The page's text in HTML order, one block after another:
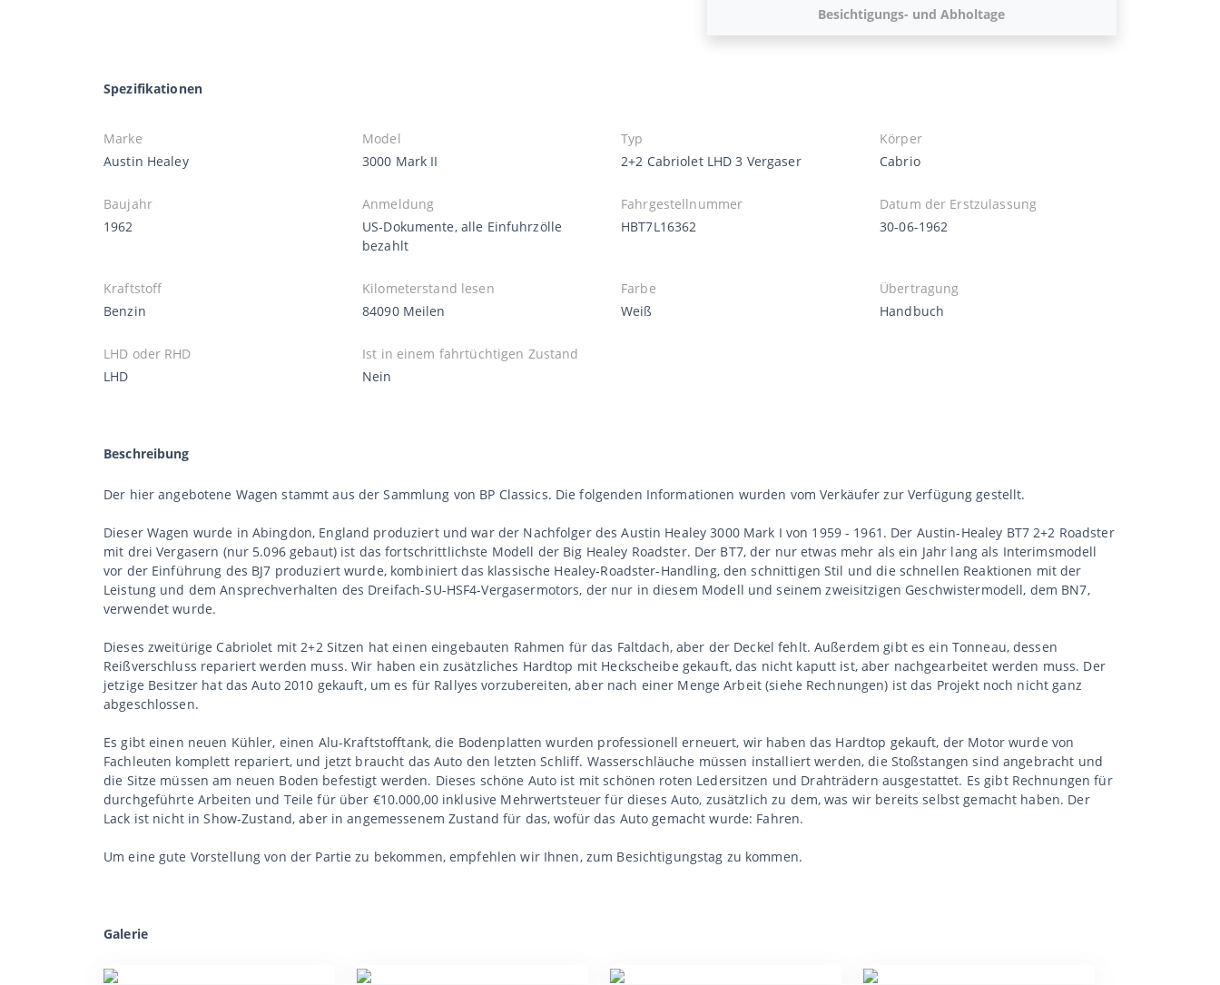
Besichtigungs- und Abholtage
Spezifikationen
Marke
Austin Healey
Model
3000 Mark II
Typ
2+2 Cabriolet LHD 3 Vergaser
Körper
Cabrio
Baujahr
1962
Anmeldung
US-Dokumente, alle Einfuhrzölle
bezahlt
Fahrgestellnummer
HBT7L16362
Datum der Erstzulassung
30-06-1962
Kraftstoff
Benzin
Kilometerstand lesen
84090 Meilen
Farbe
Weiß
Übertragung
Handbuch
LHD oder RHD
LHD
Ist in einem fahrtüchtigen Zustand
Nein
Beschreibung
Der hier angebotene Wagen stammt aus der Sammlung von BP Classics. Die folgenden Informationen wurden vom Verkäufer zur Verfügung gestellt.
Dieser Wagen wurde in Abingdon, England produziert und war der Nachfolger des Austin Healey 3000 Mark I von 1959 - 1961. Der Austin-Healey BT7 2+2 Roadster
mit drei Vergasern (nur 5.096 gebaut) ist das fortschrittlichste Modell der Big Healey Roadster. Der BT7, der nur etwas mehr als ein Jahr lang als Interimsmodell
vor der Einführung des BJ7 produziert wurde, kombiniert das klassische Healey-Roadster-Handling, den schnittigen Stil und die schnellen Reaktionen mit der
Leistung und dem Ansprechverhalten des Dreifach-SU-HSF4-Vergasermotors, der nur in diesem Modell und seinem zweisitzigen Geschwistermodell, dem BN7,
verwendet wurde.
Dieses zweitürige Cabriolet mit 2+2 Sitzen hat einen eingebauten Rahmen für das Faltdach, aber der Deckel fehlt. Außerdem gibt es ein Tonneau, dessen
Reißverschluss repariert werden muss. Wir haben ein zusätzliches Hardtop mit Heckscheibe gekauft, das nicht kaputt ist, aber nachgearbeitet werden muss. Der
jetzige Besitzer hat das Auto 2010 gekauft, um es für Rallyes vorzubereiten, aber nach einer Menge Arbeit (siehe Rechnungen) ist das Projekt noch nicht ganz
abgeschlossen.
Es gibt einen neuen Kühler, einen Alu-Kraftstofftank, die Bodenplatten wurden professionell erneuert, wir haben das Hardtop gekauft, der Motor wurde von
Fachleuten komplett repariert, und jetzt braucht das Auto den letzten Schliff. Wasserschläuche müssen installiert werden, die Stoßstangen sind angebracht und
die Sitze müssen am neuen Boden befestigt werden. Dieses schöne Auto ist mit schönen roten Ledersitzen und Drahträdern ausgestattet. Es gibt Rechnungen für
durchgeführte Arbeiten und Teile für über €10.000,00 inklusive Mehrwertsteuer für dieses Auto, zusätzlich zu dem, was wir bereits selbst gemacht haben. Der
Lack ist nicht in Show-Zustand, aber in angemessenem Zustand für das, wofür das Auto gemacht wurde: Fahren.
Um eine gute Vorstellung von der Partie zu bekommen, empfehlen wir Ihnen, zum Besichtigungstag zu kommen.
Galerie